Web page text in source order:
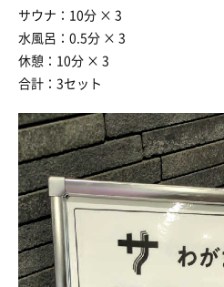
サウナ：10分 × 3
水風呂：0.5分 × 3
休憩：10分 × 3
合計：3セット